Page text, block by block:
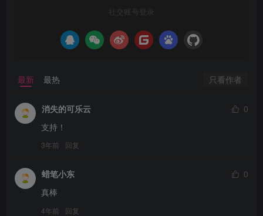
社交账号登录
最新 最热 只看作者
消失的可乐云
0
支持！
3年前 回复
蜡笔小东
0
真棒
4年前 回复